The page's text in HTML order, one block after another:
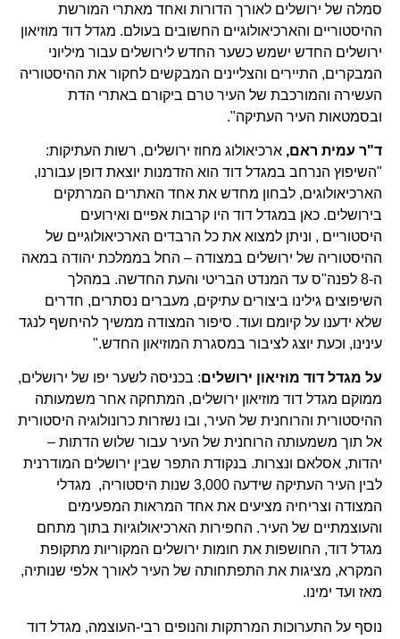
סמלה של ירושלים לאורך הדורות ואחד מאתרי המורשת
ההיסטוריים והארכיאולוגיים החשובים בעולם. מגדל דוד מוזיאון
ירושלים החדש ישמש כשער החדש לירושלים עבור מיליוני
המבקרים, התיירים והצליינים המבקשים לחקור את ההיסטוריה
העשירה והמורכבת של העיר טרם ביקורם באתרי הדת
ובסמטאות העיר העתיקה".
ד"ר עמית ראם,ארכיאולוג מחוז ירושלים, רשות העתיקות:
"השיפוץ הנרחב במגדל דוד הוא הזדמנות יוצאת דופן עבורנו,
הארכיאולוגים, לבחון מחדש את אחד האתרים המרתקים
בירושלים. כאן במגדל דוד היו קרבות אפיים ואירועים
היסטוריים , וניתן למצוא את כל הרבדים הארכיאולוגיים של
ההיסטוריה של ירושלים במצודה – החל בממלכת יהודה במאה
ה-8 לפנה"ס עד המנדט הבריטי והעת החדשה. במהלך
השיפוצים גילינו ביצורים עתיקים, מעברים נסתרים, חדרים
שלא ידענו על קיומם ועוד. סיפור המצודה ממשיך להיחשף לנגד
עינינו, וכעת יוצג לציבור במסגרת המוזיאון החדש."
על מגדל דוד מוזיאון ירושלים: בכניסה לשער יפו של ירושלים,
ממוקם מגדל דוד מוזיאון ירושלים, המתחקה אחר משמעותה
ההיסטורית והרוחנית של העיר, ובו נשזרות כרונולוגיה היסטורית
אל תוך משמעותה הרוחנית של העיר עבור שלוש הדתות –
יהדות, אסלאם ונצרות. בנקודת התפר שבין ירושלים המודרנית
לבין העיר העתיקה שידעה 3,000 שנות היסטוריה, מגדלי
המצודה וצריחיה מציעים את אחד המראות המפעימים
והעוצמתיים של העיר. החפירות הארכיאולוגיות בתוך מתחם
מגדל דוד, החושפות את חומות ירושלים המקוריות מתקופת
המקרא, מציגות את התפתחותה של העיר לאורך אלפי שנותיה,
מאז ועד ימינו.
נוסף על התערוכות המרתקות והנופים רבי-העוצמה, מגדל דוד